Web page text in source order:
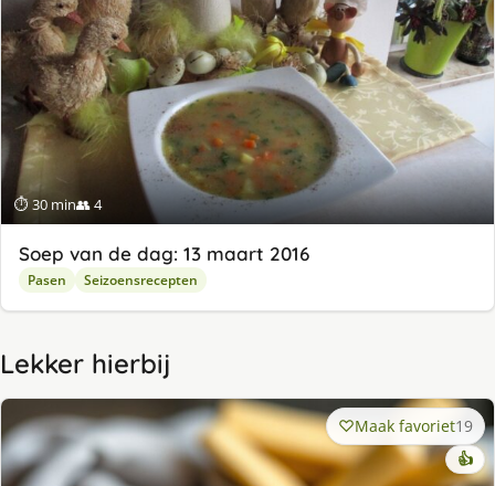
⏱ 30 min👥 4
Soep van de dag: 13 maart 2016
Pasen Seizoensrecepten
Lekker hierbij
Maak favoriet19
👍